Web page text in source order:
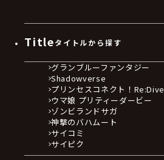
Titleタイトルから探す
グランブルーファンタジー
Shadowverse
プリンセスコネクト！Re:Dive
ウマ娘 プリティーダービー
ゾンビランドサガ
神撃のバハムート
サイコミ
サイピク